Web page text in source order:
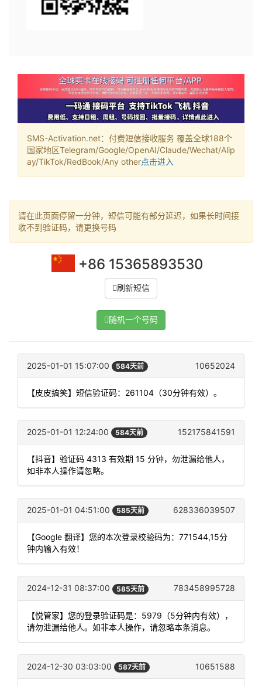
SMS-Activation.net：付费短信接收服务 覆盖全球188个
国家地区Telegram/Google/OpenAI/Claude/Wechat/Alip
ay/TikTok/RedBook/Any other点击进入
请在此页面停留一分钟，短信可能有部分延迟，如果长时间接
收不到验证码，请更换号码
+86 15365893530
刷新短信
随机一个号码
2025-01-01 15:07:00 584天前 10652024
【皮皮搞笑】短信验证码：261104（30分钟有效）。
2025-01-01 12:24:00 584天前 152175841591
【抖音】验证码 4313 有效期 15 分钟，勿泄漏给他人，
如非本人操作请忽略。
2025-01-01 04:51:00 585天前 628336039507
【Google 翻译】您的本次登录校验码为：771544,15分
钟内输入有效！
2024-12-31 08:37:00 585天前 783458995728
【悦管家】您的登录验证码是：5979（5分钟内有效），
请勿泄漏给他人。如非本人操作，请忽略本条消息。
2024-12-30 03:03:00 587天前 10651588